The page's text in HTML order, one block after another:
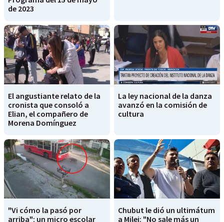
de 2023
El angustiante relato de la
cronista que consoló a
Elian, el compañero de
Morena Domínguez
La ley nacional de la danza
avanzó en la comisión de
cultura
"Vi cómo la pasó por
arriba": un micro escolar
Chubut le dió un ultimátum
a Milei: "No sale más un